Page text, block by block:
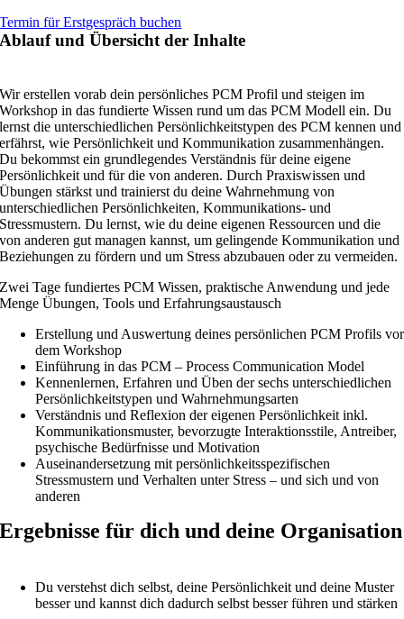
Termin für Erstgespräch buchen
Ablauf und Übersicht der Inhalte
Wir erstellen vorab dein persönliches PCM Profil und steigen im
Workshop in das fundierte Wissen rund um das PCM Modell ein. Du
lernst die unterschiedlichen Persönlichkeitstypen des PCM kennen und
erfährst, wie Persönlichkeit und Kommunikation zusammenhängen.
Du bekommst ein grundlegendes Verständnis für deine eigene
Persönlichkeit und für die von anderen. Durch Praxiswissen und
Übungen stärkst und trainierst du deine Wahrnehmung von
unterschiedlichen Persönlichkeiten, Kommunikations- und
Stressmustern. Du lernst, wie du deine eigenen Ressourcen und die
von anderen gut managen kannst, um gelingende Kommunikation und
Beziehungen zu fördern und um Stress abzubauen oder zu vermeiden.
Zwei Tage fundiertes PCM Wissen, praktische Anwendung und jede
Menge Übungen, Tools und Erfahrungsaustausch
Erstellung und Auswertung deines persönlichen PCM Profils vor
dem Workshop
Einführung in das PCM – Process Communication Model
Kennenlernen, Erfahren und Üben der sechs unterschiedlichen
Persönlichkeitstypen und Wahrnehmungsarten
Verständnis und Reflexion der eigenen Persönlichkeit inkl.
Kommunikationsmuster, bevorzugte Interaktionsstile, Antreiber,
psychische Bedürfnisse und Motivation
Auseinandersetzung mit persönlichkeitsspezifischen
Stressmustern und Verhalten unter Stress – und sich und von
anderen
Ergebnisse für dich und deine Organisation
Du verstehst dich selbst, deine Persönlichkeit und deine Muster
besser und kannst dich dadurch selbst besser führen und stärken